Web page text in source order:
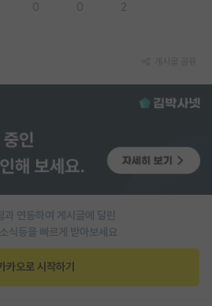
판
과 연동하여 게시글에 달린
식등을 빠르게 받아보세요
카오로 시작하기